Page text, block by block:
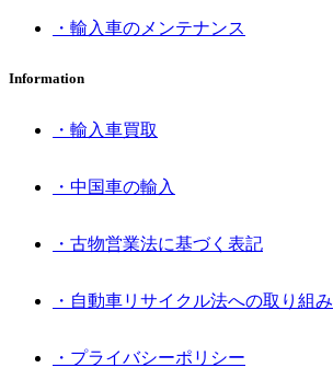
・輸入車のメンテナンス
Information
・輸入車買取
・中国車の輸入
・古物営業法に基づく表記
・自動車リサイクル法への取り組み
・プライバシーポリシー